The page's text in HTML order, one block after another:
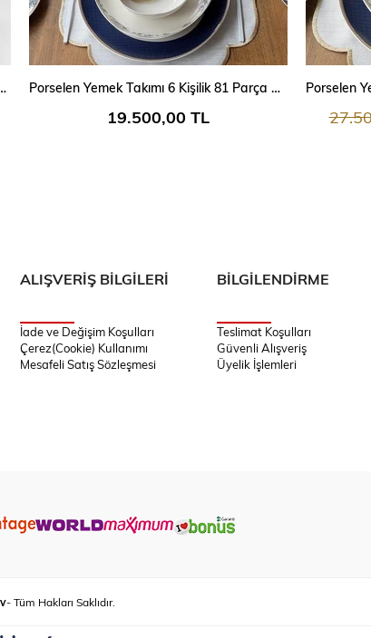
Kutulu Fincan Takımı Porselen Yemek Takımı 6 Kişilik 81 Parça Marenza
19.500,00 TL
ALIŞVERİŞ BİLGİLERİ
İade ve Değişim Koşulları
Çerez(Cookie) Kullanımı
Mesafeli Satış Sözleşmesi
BİLGİLENDİRME
Teslimat Koşulları
Güvenli Alışveriş
Üyelik İşlemleri
- Tüm Hakları Saklıdır.